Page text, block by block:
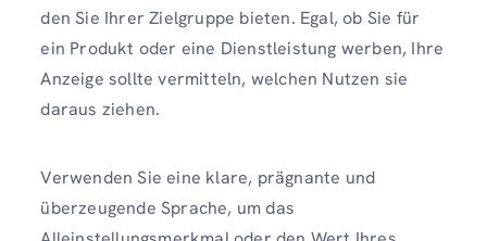
den Sie Ihrer Zielgruppe bieten. Egal, ob Sie für
ein Produkt oder eine Dienstleistung werben, Ihre
Anzeige sollte vermitteln, welchen Nutzen sie
daraus ziehen.
Verwenden Sie eine klare, prägnante und
überzeugende Sprache, um das